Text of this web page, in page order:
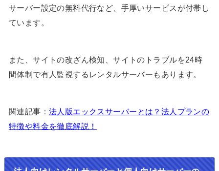
サーバー設定の無料代行など、手厚いサービスが付帯し
ています。
また、サイトの改ざん検知、サイトのトラブルを24時
間体制で有人監視するレンタルサーバーもあります。
関連記事： 法人版エックスサーバーとは？法人プランの
特徴や料金を徹底解説！